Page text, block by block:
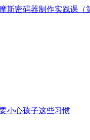
斯密码器制作实践课（
小心孩子这些习惯